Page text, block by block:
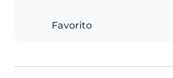
Favorito